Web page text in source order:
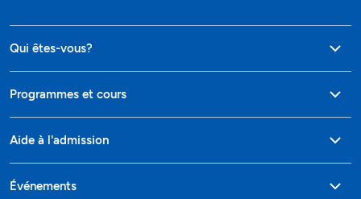
Qui êtes-vous?
Programmes et cours
Aide à l'admission
Événements